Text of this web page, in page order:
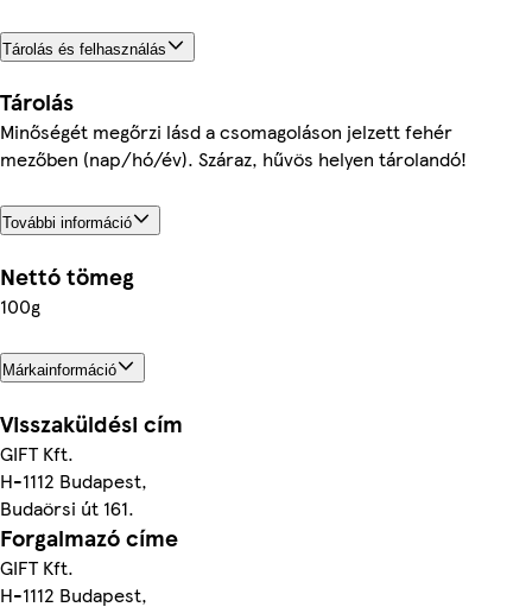
Tárolás és felhasználás
Tárolás
Minőségét megőrzi lásd a csomagoláson jelzett fehér
mezőben (nap/hó/év). Száraz, hűvös helyen tárolandó!
További információ
Nettó tömeg
100g
Márkainformáció
Visszaküldési cím
GIFT Kft.
H-1112 Budapest,
Budaörsi út 161.
Forgalmazó címe
GIFT Kft.
H-1112 Budapest,